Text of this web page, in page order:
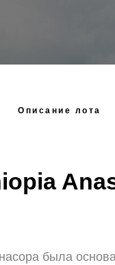
Описание лота
была